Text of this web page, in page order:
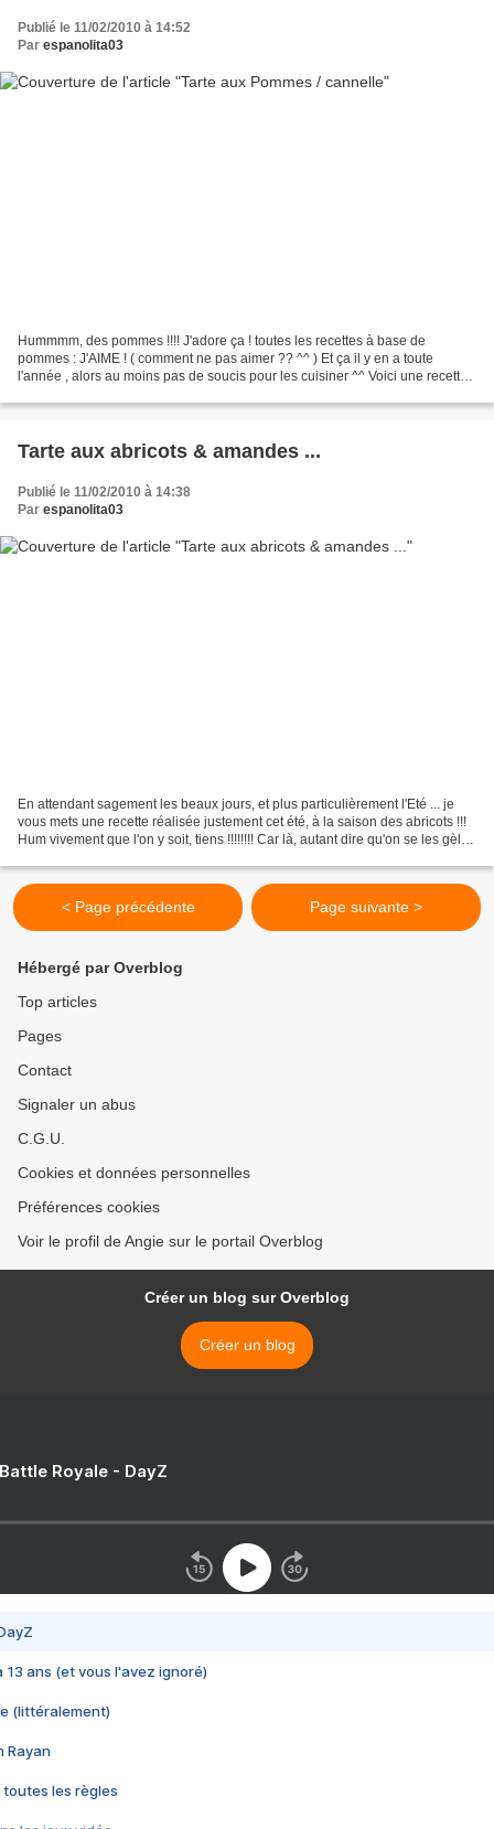
Publié le 11/02/2010 à 14:52
Par espanolita03
Hummmm, des pommes !!!! J'adore ça ! toutes les recettes à base de
pommes : J'AIME ! ( comment ne pas aimer ?? ^^ ) Et ça il y en a toute
l'année , alors au moins pas de soucis pour les cuisiner ^^ Voici une recette
Tarte aux abricots & amandes ...
Publié le 11/02/2010 à 14:38
Par espanolita03
En attendant sagement les beaux jours, et plus particulièrement l'Eté ... je
vous mets une recette réalisée justement cet été, à la saison des abricots !!!
Hum vivement que l'on y soit, tiens !!!!!!!! Car là, autant dire qu'on se les gèle
< Page précédente Page suivante >
Hébergé par Overblog
Top articles
Pages
Contact
Signaler un abus
C.G.U.
Cookies et données personnelles
Préférences cookies
Voir le profil de Angie sur le portail Overblog
Créer un blog sur Overblog
Créer un blog
Royale - DayZ
13 ans (et vous l'avez ignoré)
(littéralement)
Rayan
toutes les règles